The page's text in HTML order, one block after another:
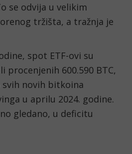
se odvija u velikim
tržišta, a tražnja je
spot ETF-ovi su
procenjenih 600.590 BTC,
svih novih bitkoina
u aprilu 2024. godine.
gledano, u deficitu